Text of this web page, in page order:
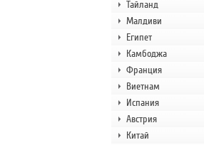
Тайланд
Малдиви
Египет
Камбоджа
Франция
Виетнам
Испания
Австрия
Китай